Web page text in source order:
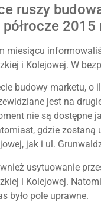
ruszy
2015
miesiącu
i Kolejowej. W
budowy marketu, o
jest na
nie są dostępne
gdzie
jak i ul.
usytuowanie
i Kolejowej.
było pole uprawne.